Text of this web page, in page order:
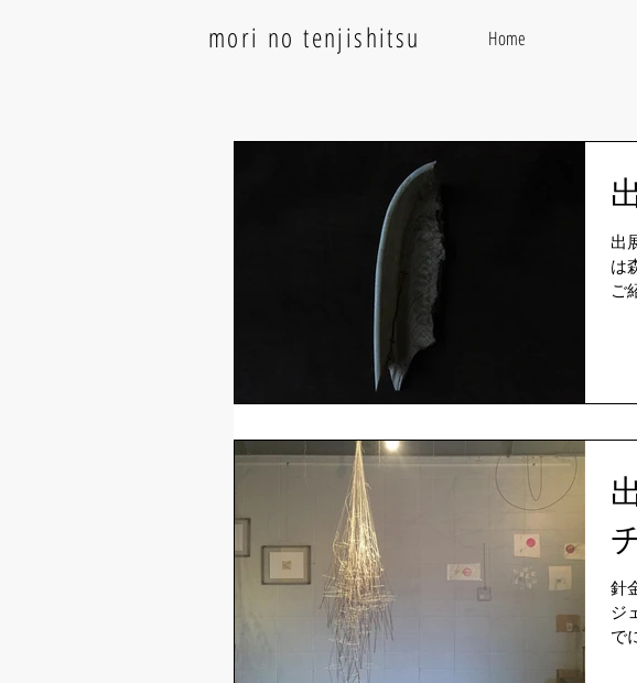
mori no tenjishitsu Home
出
は
ご
針
ジ
で